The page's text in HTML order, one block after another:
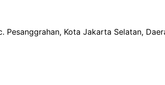
Pesanggrahan, Kota Jakarta Selatan,